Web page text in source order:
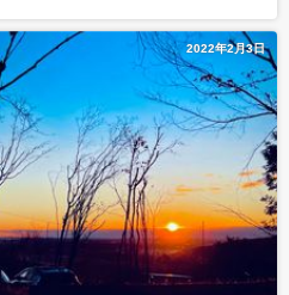
2022年2月3日